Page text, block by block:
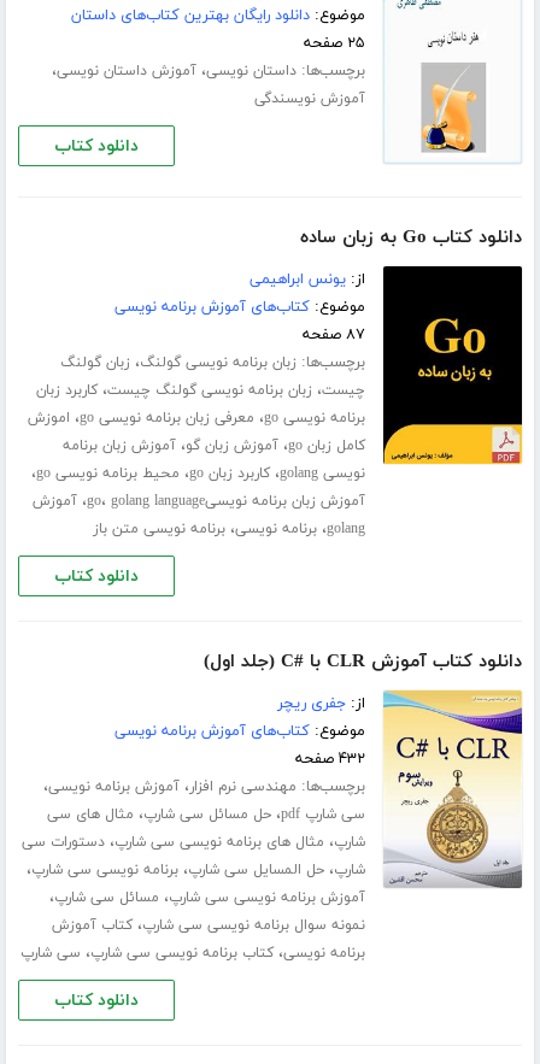
موضوع:دانلود رایگان بهترین کتاب‌های داستان
۲۵ صفحه
برچسب‌ها:داستان نویسی،آموزش داستان نویسی،
آموزش نویسندگی
دانلود کتاب
دانلود کتاب Go به زبان ساده
از:یونس ابراهیمی
موضوع:کتاب‌های آموزش برنامه نویسی
۸۷ صفحه
برچسب‌ها: زبان برنامه نویسی گولنگ، زبان گولنگ
چیست، زبان برنامه نویسی گولنگ چیست،کاربرد زبان
برنامه نویسی go
، معرفی زبان برنامه نویسی go ، اموزش
کامل زبان go
،آموزش زبان گو،آموزش زبان برنامه
نویسی golang
،کاربرد زبان go ، محیط برنامه نویسی go ،
آموزش زبان برنامه نویسیgo ، golang language ،آموزش
golang،برنامه نویسی،برنامه نویسی متن باز
دانلود کتاب
دانلود کتاب آموزش CLR با #C (جلد اول)
از:جفری ریچر
موضوع:کتاب‌های آموزش برنامه نویسی
۴۳۲ صفحه
برچسب‌ها: مهندسی نرم افزار،آموزش برنامه نویسی،
سی شارپ pdf ،حل مسائل سی شارپ، مثال های سی
شارپ، مثال های برنامه نویسی سی شارپ،دستورات سی
شارپ،حل المسایل سی شارپ،برنامه نویسی سی شارپ،
آموزش برنامه نویسی سی شارپ، مسائل سی شارپ،
نمونه سوال برنامه نویسی سی شارپ،کتاب آموزش
برنامه نویسی،کتاب برنامه نویسی سی شارپ، سی شارپ
دانلود کتاب